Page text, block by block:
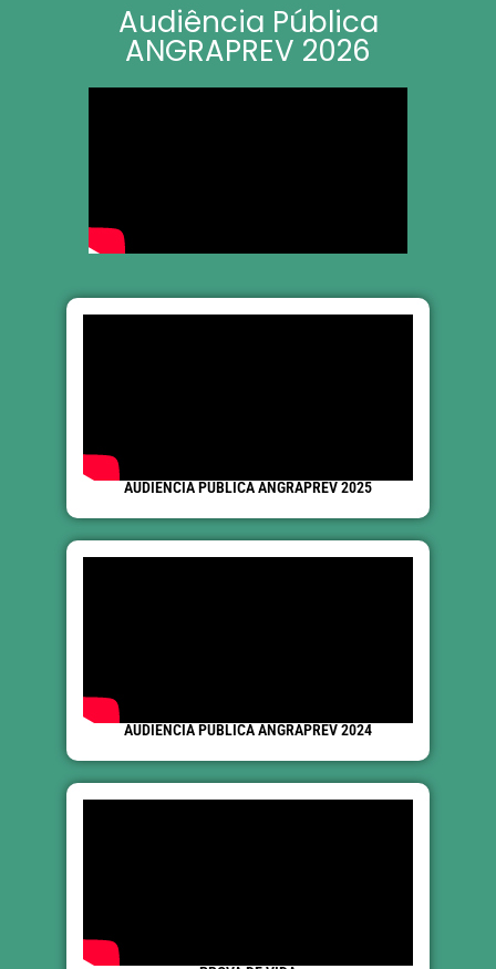
Audiência Pública
ANGRAPREV 2026
AUDIÊNCIA PÚBLICA ANGRAPREV 2025
AUDIÊNCIA PÚBLICA ANGRAPREV 2024